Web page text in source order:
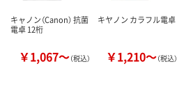
キャノン（Canon） 抗菌
電卓 12桁
￥1,067～（税込）
キヤノン カラフル電卓
￥1,210～（税込）